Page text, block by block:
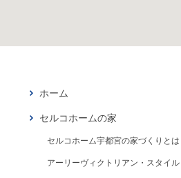
ホーム
セルコホームの家
セルコホーム宇都宮の家づくりとは
アーリーヴィクトリアン・スタイル